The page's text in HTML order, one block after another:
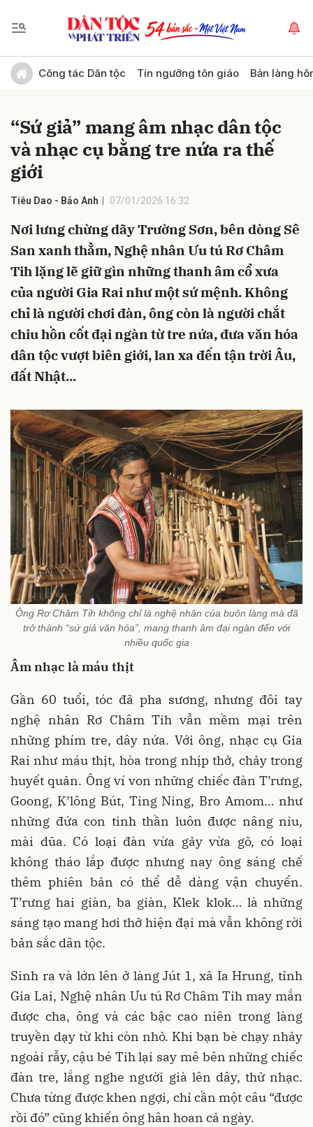
Công tác Dân tộc Tín ngưỡng tôn giáo Bản làng
“Sứ giả” mang âm nhạc dân tộc
và nhạc cụ bằng tre nứa ra thế
giới
Tiêu Dao - Bảo Anh 07/01/2026 16:32
Nơi lưng chừng dãy Trường Sơn, bên dòng Sê
San xanh thẳm, Nghệ nhân Ưu tú Rơ Châm
Tih lặng lẽ giữ gìn những thanh âm cổ xưa
của người Gia Rai như một sứ mệnh. Không
chỉ là người chơi đàn, ông còn là người chắt
chiu hồn cốt đại ngàn từ tre nứa, đưa văn hóa
dân tộc vượt biên giới, lan xa đến tận trời Âu,
đất Nhật...
Ông Rơ Châm Tih không chỉ là nghệ nhân của buôn làng mà đã
trở thành “sứ giả văn hóa”, mang thanh âm đại ngàn đến với
nhiều quốc gia
Âm nhạc là máu thịt
Gần 60 tuổi, tóc đã pha sương, nhưng đôi tay
nghệ nhân Rơ Châm Tih vẫn mềm mại trên
những phím tre, dây nứa. Với ông, nhạc cụ Gia
Rai như máu thịt, hòa trong nhịp thở, chảy trong
huyết quản. Ông ví von những chiếc đàn T’rưng,
Goong, K’lông Bút, Ting Ning, Bro Amom… như
những đứa con tinh thần luôn được nâng niu,
mài dũa. Có loại đàn vừa gảy vừa gõ, có loại
không tháo lắp được nhưng nay ông sáng chế
thêm phiên bản có thể dễ dàng vận chuyển.
T’rưng hai giàn, ba giàn, Klek klok… là những
sáng tạo mang hơi thở hiện đại mà vẫn không rời
bản sắc dân tộc.
Sinh ra và lớn lên ở làng Jút 1, xã Ia Hrung, tỉnh
Gia Lai, Nghệ nhân Ưu tú Rơ Châm Tih may mắn
được cha, ông và các bậc cao niên trong làng
truyền dạy từ khi còn nhỏ. Khi bạn bè chạy nhảy
ngoài rẫy, cậu bé Tih lại say mê bên những chiếc
đàn tre, lắng nghe người già lên dây, thử nhạc.
Chưa từng được khen ngợi, chỉ cần một câu “được
rồi đó” cũng khiến ông hân hoan cả ngày.
Gửi bình luận